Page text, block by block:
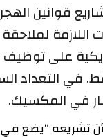
الهجرة
لملاحقة
على توظيف
التعداد
المكسيك.
“يضع في